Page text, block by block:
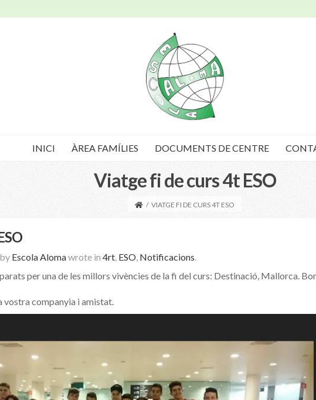
INICI ÀREA FAMÍLIES DOCUMENTS DE CENTRE
Viatge fi de curs 4t ESO
/ VIATGE FI DE CURS 4T ESO
by Escola Alomawrote in 4rt, ESO, Notificacions.
per una de les millors vivències de la fi del curs: Destinació, Mallorca.
vostra companyia i amistat.